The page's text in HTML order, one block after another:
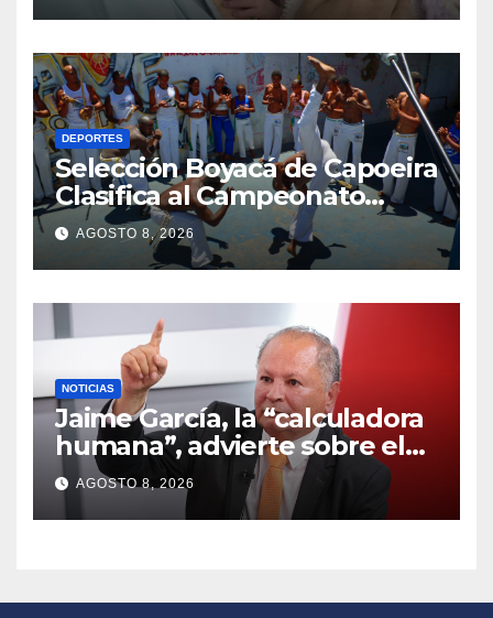
DEPORTES
Selección Boyacá de Capoeira
Clasifica al Campeonato
Panamericano de Perú
AGOSTO 8, 2026
NOTICIAS
Jaime García, la “calculadora
humana”, advierte sobre el
uso excesivo de la
inteligencia artificial
AGOSTO 8, 2026